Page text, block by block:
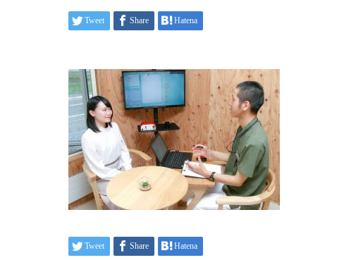
Tweet Share Hatena
Tweet Share Hatena